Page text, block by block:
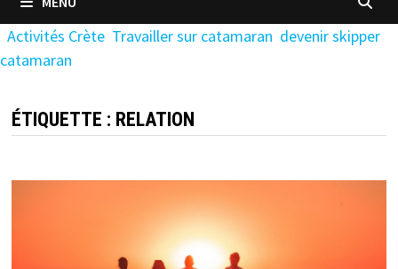
Activités Crète Travailler sur catamaran devenir skipper
catamaran
ÉTIQUETTE : RELATION